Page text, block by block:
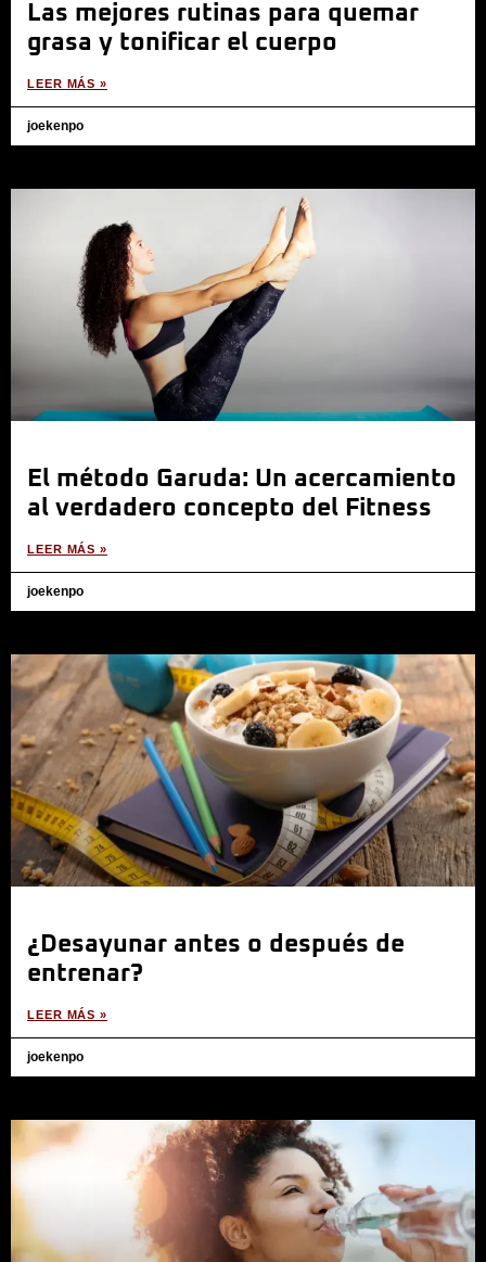
Las mejores rutinas para quemar
grasa y tonificar el cuerpo
LEER MÁS »
joekenpo
El método Garuda: Un acercamiento
al verdadero concepto del Fitness
LEER MÁS »
joekenpo
¿Desayunar antes o después de
entrenar?
LEER MÁS »
joekenpo